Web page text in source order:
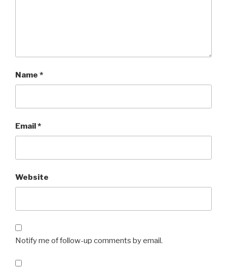
Name *
Email*
Website
Notify me of follow-up comments by email.